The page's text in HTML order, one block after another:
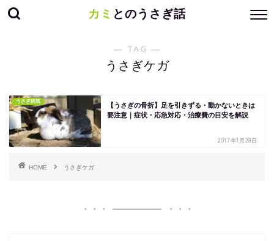
カミ とのうさぎ話
― TAG ―
うさぎケガ
うさぎ病気
【うさぎの骨折】足を引きずる・動かないときは
要注意｜症状・応急対応・治療費の目安を解説
2017年1月28日
HOME うさぎケガ